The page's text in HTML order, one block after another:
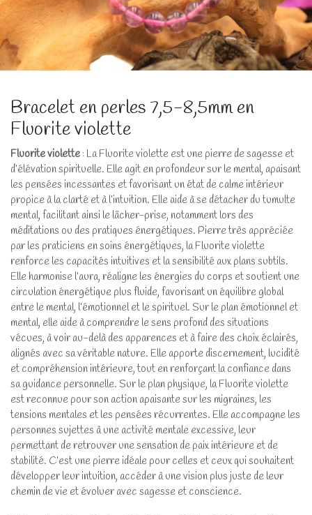
Bracelet en perles 7,5-8,5mm en
Fluorite violette
Fluorite violette : La Fluorite violette est une pierre de sagesse et
d’élévation spirituelle. Elle agit en profondeur sur le mental, apaisant
les pensées incessantes et favorisant un état de calme intérieur
propice à la clarté et à l’intuition. Elle aide à se détacher du tumulte
mental, facilitant ainsi le lâcher-prise, notamment lors des
méditations ou des pratiques énergétiques. Pierre très appréciée
par les praticiens en soins énergétiques, la Fluorite violette
renforce les capacités intuitives et la sensibilité aux plans subtils.
Elle harmonise l’aura, réaligne les énergies du corps et soutient une
circulation énergétique plus fluide, favorisant un équilibre global
entre le mental, l’émotionnel et le spirituel. Sur le plan émotionnel et
mental, elle aide à comprendre le sens profond des situations
vécues, à voir au-delà des apparences et à faire des choix éclairés,
alignés avec sa véritable nature. Elle apporte discernement, lucidité
et compréhension intérieure, tout en renforçant la confiance dans
sa guidance personnelle. Sur le plan physique, la Fluorite violette
est reconnue pour son action apaisante sur les migraines, les
tensions mentales et les pensées récurrentes. Elle accompagne les
personnes sujettes à une activité mentale excessive, leur
permettant de retrouver une sensation de paix intérieure et de
stabilité. C’est une pierre idéale pour celles et ceux qui souhaitent
développer leur intuition, accéder à une vision plus juste de leur
chemin de vie et évoluer avec sagesse et conscience.